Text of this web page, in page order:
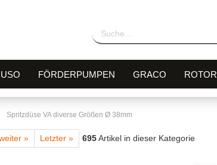
FÖRDERPUMPEN GRACO
Spritzdüse VA diverse Größen Ø 38mm
» Letzter » 695Artikel in dieser Kategorie